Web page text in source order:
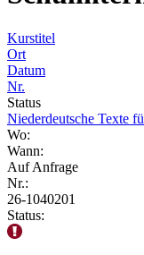
Kurstitel
Ort
Datum
Nr.
Status
Niederdeutsche Texte
Wo:
Wann:
Auf Anfrage
Nr.:
26-1040201
Status: